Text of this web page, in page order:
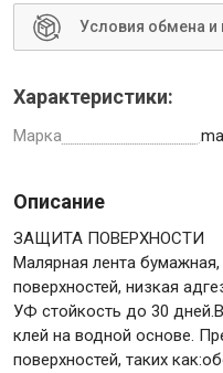
Условия обмена и
Характеристики:
Марка
Описание
ЗАЩИТА ПОВЕРХНОСТИ
Малярная лента
поверхностей, низкая
УФ стойкость до 30
клей на водной основе.
поверхностей, таких
Пистолеты для
Инструмент для